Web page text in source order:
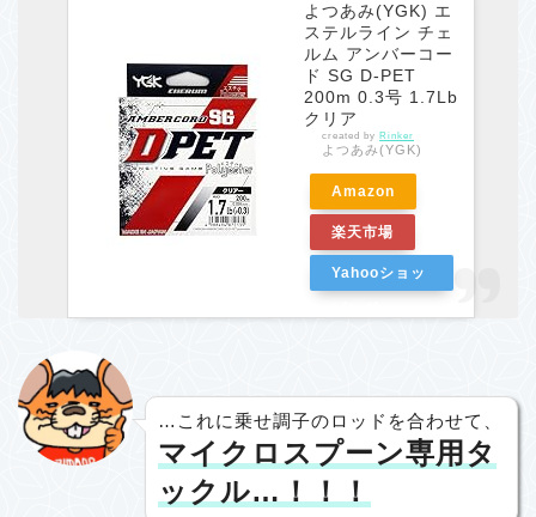
よつあみ(YGK) エ
ステルライン チェ
ルム アンバーコー
ド SG D-PET
200m 0.3号 1.7Lb
クリア
created by Rinker
よつあみ(YGK)
Amazon
楽天市場
Yahooショッ
…これに乗せ調子のロッドを合わせて、
マイクロスプーン専用タ
ックル…！！！